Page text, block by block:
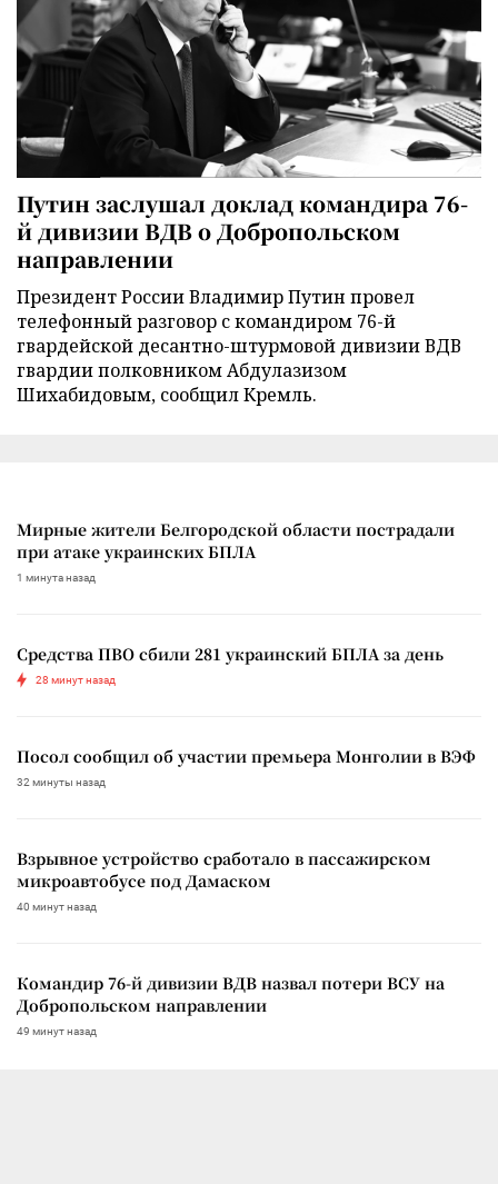
Путин заслушал доклад командира 76-
й дивизии ВДВ о Добропольском
направлении
Президент России Владимир Путин провел
телефонный разговор с командиром 76-й
гвардейской десантно-штурмовой дивизии ВДВ
гвардии полковником Абдулазизом
Шихабидовым, сообщил Кремль.
Мирные жители Белгородской области пострадали
при атаке украинских БПЛА
1 минута назад
Средства ПВО сбили 281 украинский БПЛА за день
28 минут назад
Посол сообщил об участии премьера Монголии в ВЭФ
32 минуты назад
Взрывное устройство сработало в пассажирском
микроавтобусе под Дамаском
40 минут назад
Командир 76-й дивизии ВДВ назвал потери ВСУ на
Добропольском направлении
49 минут назад